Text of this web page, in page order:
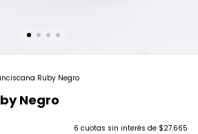
Ruby Negro
Negro
6 cuotas sin interés de $27.665